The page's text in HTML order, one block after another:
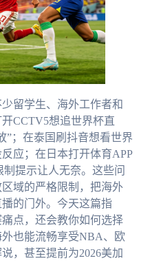
留学生、海外工作者和
CCTV5想追世界杯直
”；在泰国刷抖音想看世界
应；在日本打开体育APP
提示让人无奈。这些问
域的严格限制，把海外
的门外。今天这篇指
点，还会教你如何选择
也能流畅享受NBA、欧
，甚至提前为2026美加